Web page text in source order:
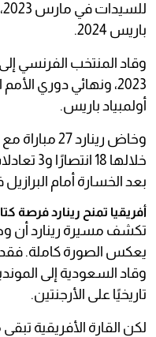
باريس 2024.
وقاد المنتخب الفرنسي
أولمبياد باريس.
وخاض رينارد
بعد الخسارة أمام
أفريقيا تمنح رينارد فرصة
تكشف مسيرة رينارد أن
يعكس الصورة كاملة. فقد
وقاد السعودية إلى
تاريخيًا على الأرجنتين.
لكن القارة الأفريقية